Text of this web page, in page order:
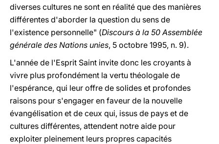
diverses cultures ne sont en réalité que des manières
différentes d'aborder la question du sens de
l'existence personnelle" (Discours à la 50 Assemblée
générale des Nations unies, 5 octobre 1995, n. 9).
L'année de l'Esprit Saint invite donc les croyants à
vivre plus profondément la vertu théologale de
l'espérance, qui leur offre de solides et profondes
raisons pour s'engager en faveur de la nouvelle
évangélisation et de ceux qui, issus de pays et de
cultures différentes, attendent notre aide pour
exploiter pleinement leurs propres capacités